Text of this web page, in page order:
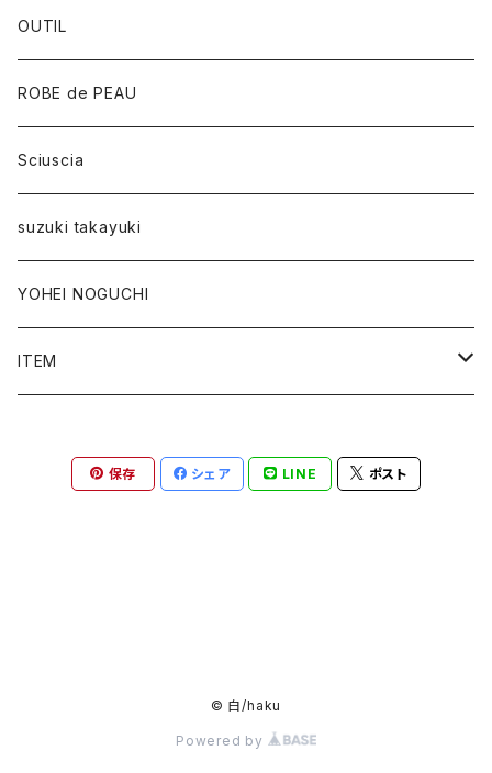
OUTIL
ROBE de PEAU
Sciuscia
suzuki takayuki
YOHEI NOGUCHI
ITEM
BOTTOMS
保存 シェア LINE ポスト
© 白/haku
Powered by